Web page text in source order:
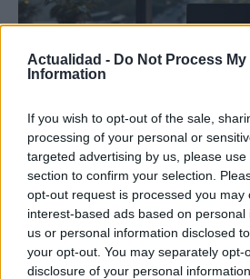
Actualidad - Do Not Process My
Information
If you wish to opt-out of the sale,
processing of your personal or
targeted advertising by us, please
section to confirm your selection.
opt-out request is processed you may
interest-based ads based on
us or personal information disclosed
your opt-out. You may separately opt-
disclosure of your personal
Amparo Moraleda asume
vicepresidencia de
La trayectoria de Moraleda promete
CRÓNICA